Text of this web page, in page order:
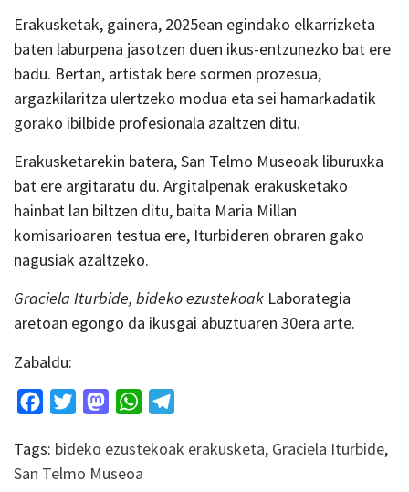
Erakusketak, gainera, 2025ean egindako elkarrizketa
baten laburpena jasotzen duen ikus-entzunezko bat ere
badu. Bertan, artistak bere sormen prozesua,
argazkilaritza ulertzeko modua eta sei hamarkadatik
gorako ibilbide profesionala azaltzen ditu.
Erakusketarekin batera, San Telmo Museoak liburuxka
bat ere argitaratu du. Argitalpenak erakusketako
hainbat lan biltzen ditu, baita Maria Millan
komisarioaren testua ere, Iturbideren obraren gako
nagusiak azaltzeko.
Graciela Iturbide, bideko ezustekoak Laborategia
aretoan egongo da ikusgai abuztuaren 30era arte.
Zabaldu:
FacebookTwitterMastodonWhatsApp
Tags: bideko ezustekoak erakusketa, Graciela Iturbide,
San Telmo Museoa